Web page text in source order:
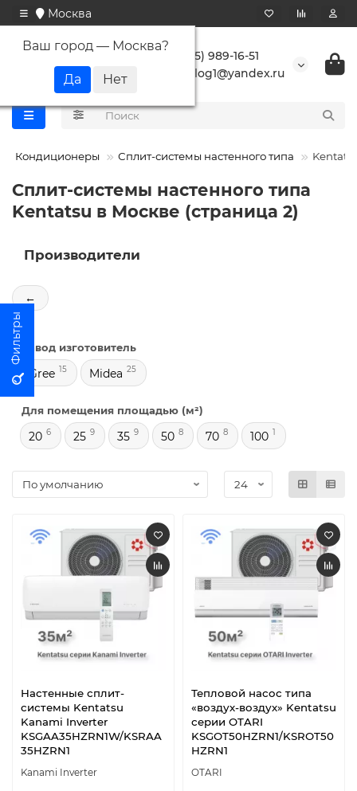
Москва
Ваш город — Москва?
+7 (495) 989-16-51
buranlog1@yandex.ru
Кондиционеры Сплит-системы настенного типа
Сплит-системы настенного типа
Kentatsu в Москве (страница 2)
Производители
←
Завод изготовитель
Gree 15 Midea 25
Для помещения площадью (м²)
20 6 25 9 35 9 50 8 70 8 100 1
Настенные сплит-
системы Kentatsu
Kanami Inverter
KSGAA35HZRN1W/KSRAA
35HZRN1
Kanami Inverter
Тепловой насос типа
«воздух-воздух» Kentatsu
серии OTARI
KSGOT50HZRN1/KSROT50
HZRN1
OTARI